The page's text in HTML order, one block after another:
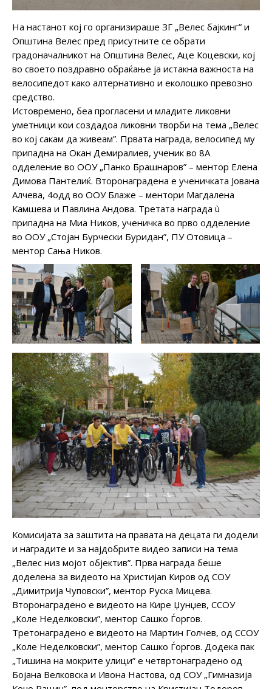
На настанот кој го организираше ЗГ „Велес бајкинг” и
Општина Велес пред присутните се обрати
градоначалникот на Општина Велес, Аце Коцевски, кој
во своето поздравно обраќање ја истакна важноста на
велосипедот како алтернативно и еколошко превозно
средство.
Истовремено, беа прогласени и младите ликовни
уметници кои создадоа ликовни творби на тема „Велес
во кој сакам да живеам”. Првата награда, велосипед му
припадна на Окан Демиралиев, ученик во 8А
одделение во ООУ „Панко Брашнаров” – ментор Елена
Димова Пантелиќ. Второнаградена е ученичката Јована
Алчева, 4одд во ООУ Блаже – ментори Магдалена
Камшева и Павлина Андова. Третата награда ù
припадна на Миа Ников, ученичка во прво одделение
во ООУ „Стојан Бурчески Буридан”, ПУ Отовица –
ментор Сања Ников.
Комисијата за заштита на правата на децата ги додели
и наградите и за најдобрите видео записи на тема
„Велес низ мојот објектив”. Прва награда беше
доделена за видеото на Христијаn Киров од СОУ
„Димитрија Чуповски”, ментор Руска Мицева.
Второнаградено е видеото на Кире Џунџев, ССОУ
„Коле Неделковски”, ментор Сашко Ѓоргов.
Третонаградено е видеото на Мартин Голчев, од ССОУ
„Коле Неделковски”, ментор Сашко Ѓоргов. Додека пак
„Тишина на мокрите улици” е четвртонаградено од
Бојана Велковска и Ивона Настова, од СОУ „Гимназија